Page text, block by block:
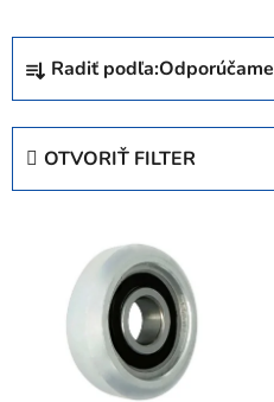
R
d
Radiť podľa:Odporúčame
OTVORIŤ FILTER